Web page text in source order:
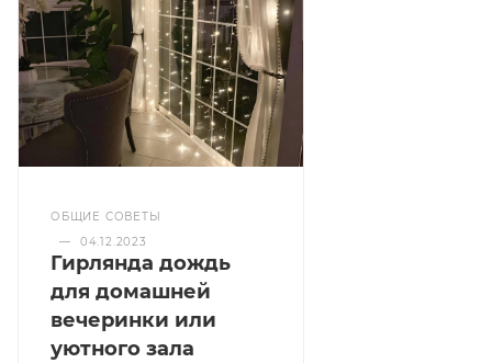
ОБЩИЕ СОВЕТЫ
—
04.12.2023
Гирлянда дождь
для домашней
вечеринки или
уютного зала